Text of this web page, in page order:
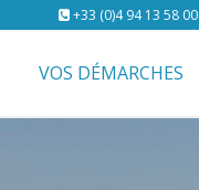
+33 (0)4 94 13 58 00
VOS DÉMARCHES